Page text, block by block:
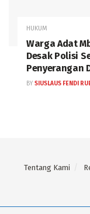
HUKUM
Warga Adat
Desak Polisi
Penyerangan
BY SIUSLAUS FENDI
Tentang Kami